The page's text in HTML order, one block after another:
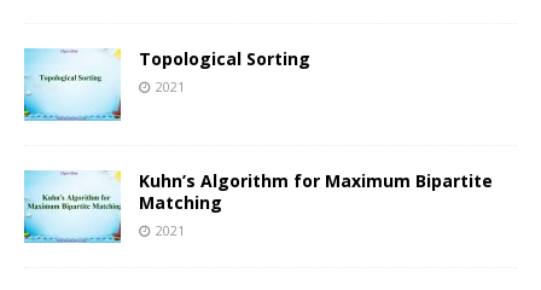
Topological Sorting
2021
Kuhn’s Algorithm for Maximum Bipartite
Matching
2021